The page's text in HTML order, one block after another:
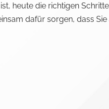
heute die richtigen
dafür sorgen, dass